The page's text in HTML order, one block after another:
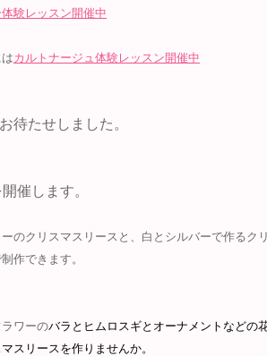
験レッスン開催中
カルトナージュ体験レッスン開催中
たせしました。
催します。
のクリスマスリースと、白とシルバーで作るク
作できます。
ワーのバラとヒムロスギとオーナメントなどの
スリースを作りませんか。